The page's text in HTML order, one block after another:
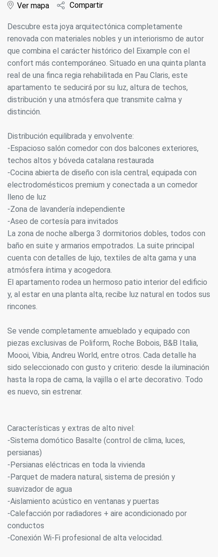
Ver mapa Compartir
Descubre esta joya arquitectónica completamente
renovada con materiales nobles y un interiorismo de autor
que combina el carácter histórico del Eixample con el
confort más contemporáneo. Situado en una quinta planta
real de una finca regia rehabilitada en Pau Claris, este
apartamento te seducirá por su luz, altura de techos,
distribución y una atmósfera que transmite calma y
distinción.
Distribución equilibrada y envolvente:
-Espacioso salón comedor con dos balcones exteriores,
techos altos y bóveda catalana restaurada
-Cocina abierta de diseño con isla central, equipada con
electrodomésticos premium y conectada a un comedor
lleno de luz
-Zona de lavandería independiente
-Aseo de cortesía para invitados
La zona de noche alberga 3 dormitorios dobles, todos con
baño en suite y armarios empotrados. La suite principal
cuenta con detalles de lujo, textiles de alta gama y una
atmósfera íntima y acogedora.
El apartamento rodea un hermoso patio interior del edificio
y, al estar en una planta alta, recibe luz natural en todos sus
rincones.
Se vende completamente amueblado y equipado con
piezas exclusivas de Poliform, Roche Bobois, B&B Italia,
Moooi, Vibia, Andreu World, entre otros. Cada detalle ha
sido seleccionado con gusto y criterio: desde la iluminación
hasta la ropa de cama, la vajilla o el arte decorativo. Todo
es nuevo, sin estrenar.
Características y extras de alto nivel:
-Sistema domótico Basalte (control de clima, luces,
persianas)
-Persianas eléctricas en toda la vivienda
-Parquet de madera natural, sistema de presión y
suavizador de agua
-Aislamiento acústico en ventanas y puertas
-Calefacción por radiadores + aire acondicionado por
conductos
-Conexión Wi-Fi profesional de alta velocidad.